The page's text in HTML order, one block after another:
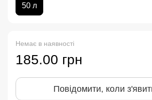
50 л
Немає в наявності
185.00 грн
Повідомити, коли